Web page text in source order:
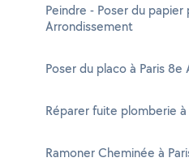
Peindre - Poser du papier
Arrondissement
Poser du placo à Paris
Réparer fuite plomberie
Ramoner Cheminée à